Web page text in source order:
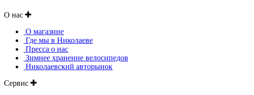
О нас
О магазине
Где мы в Николаеве
Пресса о нас
Зимнее хранение велосипедов
Николаевский авторынок
Сервис